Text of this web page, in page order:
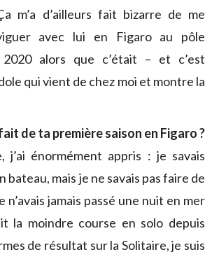
m’a d’ailleurs fait bizarre de me
avec lui en Figaro au pôle
alors que c’était – et c’est
qui vient de chez moi et montre la
de ta première saison en Figaro ?
j’ai énormément appris : je savais
mais je ne savais pas faire de
n’avais jamais passé une nuit en mer
la moindre course en solo depuis
de résultat sur la Solitaire, je suis